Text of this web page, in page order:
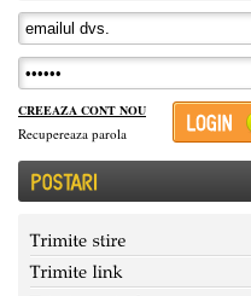
CREEAZA CONT NOU
Recupereaza parola